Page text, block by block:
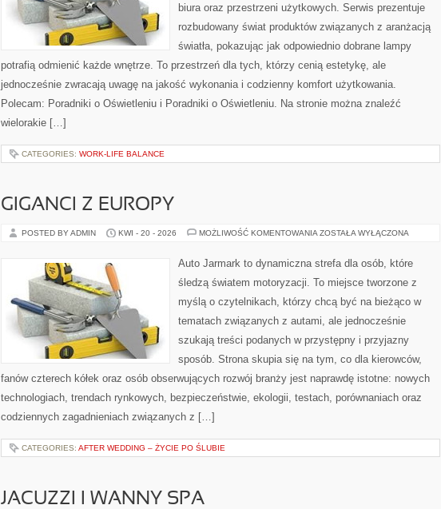
biura oraz przestrzeni użytkowych. Serwis prezentuje
rozbudowany świat produktów związanych z aranżacją
światła, pokazując jak odpowiednio dobrane lampy
potrafią odmienić każde wnętrze. To przestrzeń dla tych, którzy cenią estetykę, ale
jednocześnie zwracają uwagę na jakość wykonania i codzienny komfort użytkowania.
Polecam: Poradniki o Oświetleniu i Poradniki o Oświetleniu. Na stronie można znaleźć
wielorakie […]
CATEGORIES: WORK-LIFE BALANCE
GIGANCI Z EUROPY
POSTED BY ADMIN KWI - 20 - 2026 MOŻLIWOŚĆ KOMENTOWANIA GIGANCI
ZOSTAŁA WYŁĄCZONA
Auto Jarmark to dynamiczna strefa dla osób, które
śledzą światem motoryzacji. To miejsce tworzone z
myślą o czytelnikach, którzy chcą być na bieżąco w
tematach związanych z autami, ale jednocześnie
szukają treści podanych w przystępny i przyjazny
sposób. Strona skupia się na tym, co dla kierowców,
fanów czterech kółek oraz osób obserwujących rozwój branży jest naprawdę istotne: nowych
technologiach, trendach rynkowych, bezpieczeństwie, ekologii, testach, porównaniach oraz
codziennych zagadnieniach związanych z […]
CATEGORIES: AFTER WEDDING – ŻYCIE PO ŚLUBIE
JACUZZI I WANNY SPA